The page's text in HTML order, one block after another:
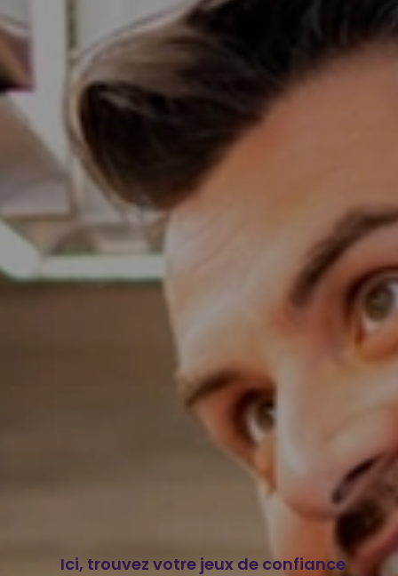
Ici, trouvez votre jeux de confiance